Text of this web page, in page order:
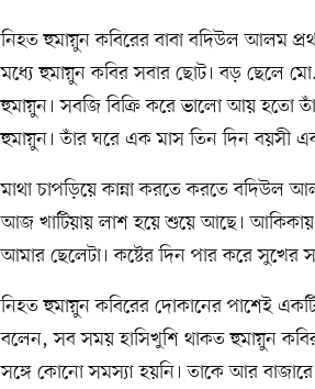
নিহত হুমায়ুন কবিরের বাবা বদিউল আলম
মধ্যে হুমায়ুন কবির সবার ছোট। বড় ছেলে
হুমায়ুন। সবজি বিক্রি করে ভালো আয় হতো
হুমায়ুন। তাঁর ঘরে এক মাস তিন দিন বয়সী
মাথা চাপড়িয়ে কান্না করতে করতে
আজ খাটিয়ায় লাশ হয়ে শুয়ে আছে। আকিকায়
আমার ছেলেটা। কষ্টের দিন পার করে
নিহত হুমায়ুন কবিরের দোকানের পাশেই
বলেন, সব সময় হাসিখুশি থাকত হুমায়ুন
সঙ্গে কোনো সমস্যা হয়নি। তাকে আর